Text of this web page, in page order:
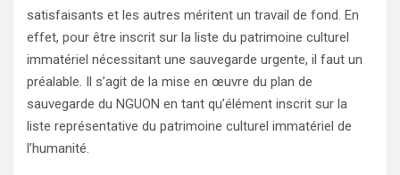
satisfaisants et les autres méritent un travail de fond. En
effet, pour être inscrit sur la liste du patrimoine culturel
immatériel nécessitant une sauvegarde urgente, il faut un
préalable. Il s’agit de la mise en œuvre du plan de
sauvegarde du NGUON en tant qu’élément inscrit sur la
liste représentative du patrimoine culturel immatériel de
l’humanité.